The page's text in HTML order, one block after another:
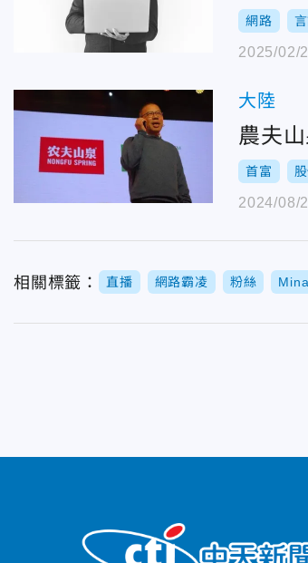
網路
2025/02/
大陸
農夫
首富
2024/08/
相關標籤： 直播 網路霸凌 粉絲 Mina